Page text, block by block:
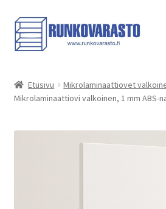
Siirry
navigointiin
Siirry
sisältöön
Kauppa
Ostoskori
Etusivu Mikrolaminaattiovet
Mikrolaminaattiovi valkoinen, 1 mm ABS-